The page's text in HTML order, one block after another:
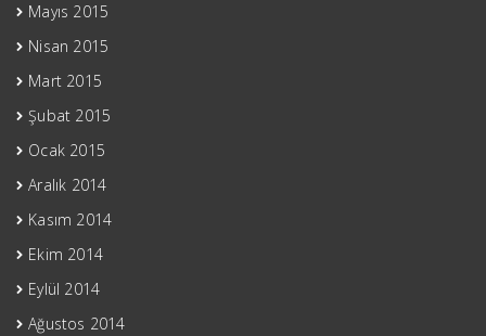
Mayıs 2015
Nisan 2015
Mart 2015
Şubat 2015
Ocak 2015
Aralık 2014
Kasım 2014
Ekim 2014
Eylül 2014
Ağustos 2014